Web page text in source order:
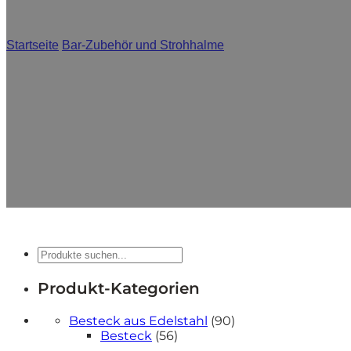
Startseite Bar-Zubehör und Strohhalme
Suche
Produkt-Kategorien
Besteck aus Edelstahl 9090
Besteck 5656